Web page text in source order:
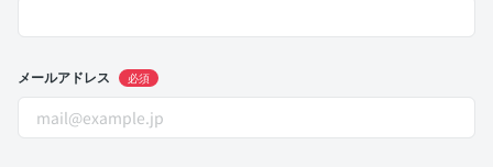
メールアドレス 必須